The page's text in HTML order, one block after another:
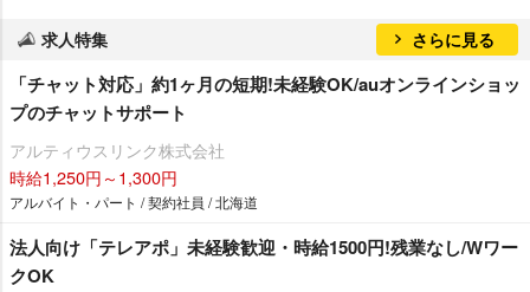
求人特集 さらに見る
「チャット対応」約1ヶ月の短期!未経験OK/auオンラインショッ
プのチャットサポート
アルティウスリンク株式会社
時給1,250円～1,300円
アルバイト・パート / 契約社員 / 北海道
法人向け「テレアポ」未経験歓迎・時給1500円!残業なし/Wワー
クOK